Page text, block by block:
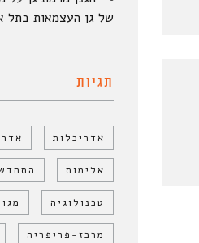
של גן העצמאות בתל
תגיות
אדריכלות
אלימות
טכנולוגיה
מרכז-פריפריה